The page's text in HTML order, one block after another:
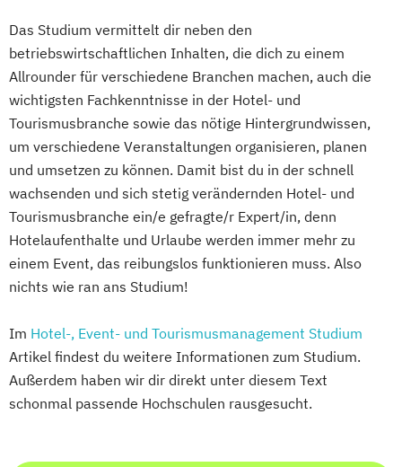
Das Studium vermittelt dir neben den
betriebswirtschaftlichen Inhalten, die dich zu einem
Allrounder für verschiedene Branchen machen, auch die
wichtigsten Fachkenntnisse in der Hotel- und
Tourismusbranche sowie das nötige Hintergrundwissen,
um verschiedene Veranstaltungen organisieren, planen
und umsetzen zu können. Damit bist du in der schnell
wachsenden und sich stetig verändernden Hotel- und
Tourismusbranche ein/e gefragte/r Expert/in, denn
Hotelaufenthalte und Urlaube werden immer mehr zu
einem Event, das reibungslos funktionieren muss. Also
nichts wie ran ans Studium!
Im Hotel-, Event- und Tourismusmanagement Studium
Artikel findest du weitere Informationen zum Studium.
Außerdem haben wir dir direkt unter diesem Text
schonmal passende Hochschulen rausgesucht.